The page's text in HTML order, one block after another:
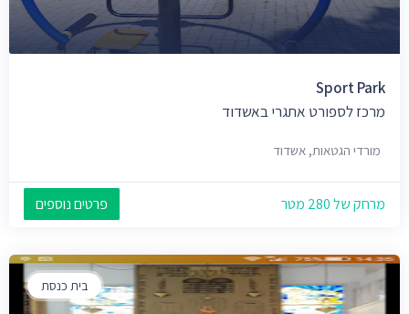
Sport Park
מרכז לספורט אתגרי באשדוד
מורדי הגטאות, אשדוד
מרחק של 280 מטר פרטים נוספים
בית כנסת